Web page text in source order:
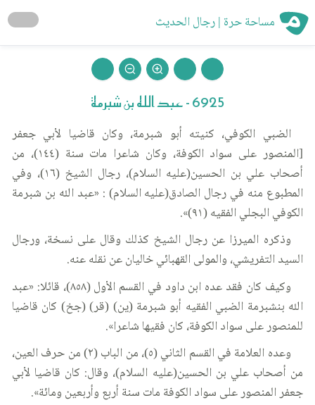
مساحة حرة | رجال الحديث
6925 - عبد الله بن شبرمة
الضبي الكوفي، كنيته أبو شبرمة، وكان قاضيا لأبي جعفر
[المنصور على سواد الكوفة، وكان شاعرا مات سنة (١٤٤)، من
أصحاب علي بن الحسين(عليه السلام)، رجال الشيخ (١٦)، وفي
المطبوع منه في رجال الصادق(عليه السلام) : «عبد الله بن شبرمة
الكوفي البجلي الفقيه (٩١)».
وذكره الميرزا عن رجال الشيخ كذلك وقال على نسخة، ورجال
السيد التفريشي، والمولى القهبائي خاليان عن نقله عنه.
وكيف كان فقد عده ابن داود في القسم الأول (٨٥٨)، قائلا: «عبد
الله بنشبرمة الضبي الفقيه أبو شبرمة (ين) (قر) (جخ) كان قاضيا
للمنصور على سواد الكوفة، كان فقيها شاعرا».
وعده العلامة في القسم الثاني (٥)، من الباب (٢) من حرف العين،
من أصحاب علي بن الحسين(عليه السلام)، وقال: كان قاضيا لأبي
جعفر المنصور على سواد الكوفة مات سنة أربع وأربعين ومائة».